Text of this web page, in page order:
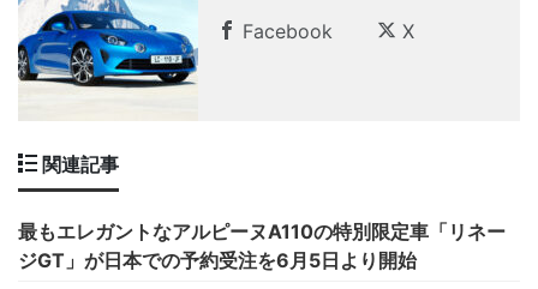
Facebook X
関連記事
最もエレガントなアルピーヌA110の特別限定車「リネー
ジGT」が日本での予約受注を6月5日より開始